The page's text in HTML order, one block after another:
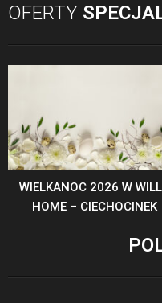
OFERTY
WIELKANOC 2026 W
HOME – CIECHOCINEK